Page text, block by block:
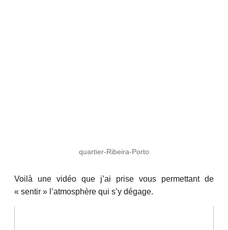
quartier-Ribeira-Porto
Voilà une vidéo que j’ai prise vous permettant de
« sentir » l’atmosphère qui s’y dégage.